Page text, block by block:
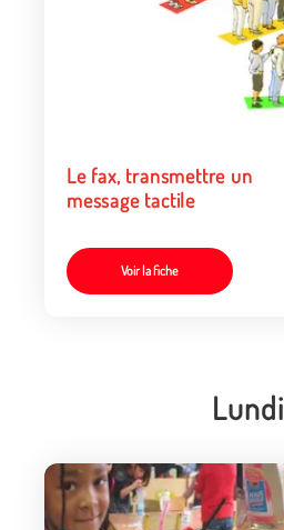
Le fax, transmettre un
message tactile
Voir la fiche
Lundi